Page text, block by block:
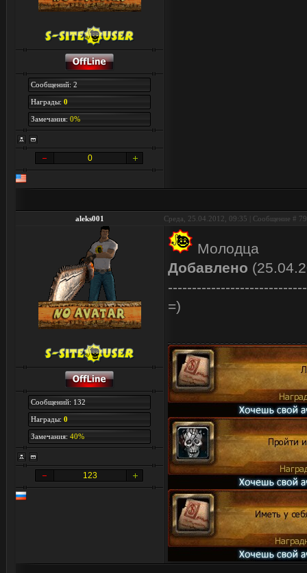
Сообщений: 2
Награды: 0
Замечания: 0%
0
aleks001 Среда, 25.04.2012, 09:35 | Сообщение # 79
Сообщений: 132
Награды: 0
Замечания: 40%
123
Молодца
Добавлено
=)